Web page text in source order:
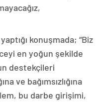
konuşmada; “Biz
en yoğun şekilde
destekçileri
ve bağımsızlığına
bu darbe girişimi,